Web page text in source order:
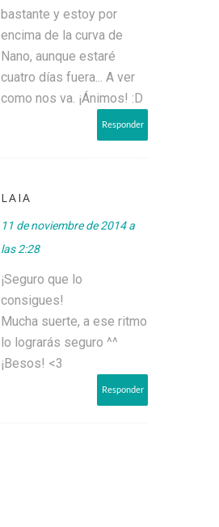
bastante y estoy por
encima de la curva de
Nano, aunque estaré
cuatro días fuera... A ver
como nos va. ¡Ánimos! :D
Responder
LAIA
11 de noviembre de 2014 a
las 2:28
¡Seguro que lo
consigues!
Mucha suerte, a ese ritmo
lo lograrás seguro ^^
¡Besos! <3
Responder